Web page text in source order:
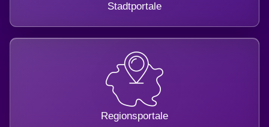
Stadtportale
Regionsportale